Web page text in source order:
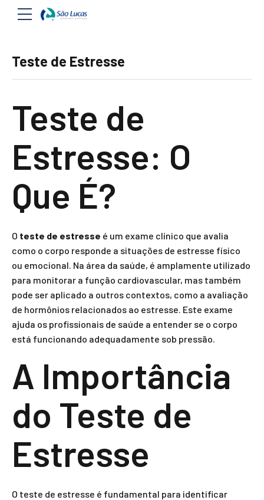
Teste de Estresse
Teste de
Estresse: O
Que É?
O teste de estresse é um exame clínico que avalia
como o corpo responde a situações de estresse físico
ou emocional. Na área da saúde, é amplamente utilizado
para monitorar a função cardiovascular, mas também
pode ser aplicado a outros contextos, como a avaliação
de hormônios relacionados ao estresse. Este exame
ajuda os profissionais de saúde a entender se o corpo
está funcionando adequadamente sob pressão.
A Importância
do Teste de
Estresse
O teste de estresse é fundamental para identificar